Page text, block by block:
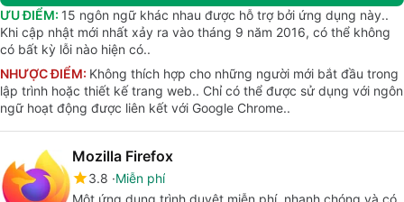
ƯU ĐIỂM: 15 ngôn ngữ khác nhau được hỗ trợ bởi ứng dụng này..
Khi cập nhật mới nhất xảy ra vào tháng 9 năm 2016, có thể không
có bất kỳ lỗi nào hiện có..
NHƯỢC ĐIỂM: Không thích hợp cho những người mới bắt đầu trong
lập trình hoặc thiết kế trang web.. Chỉ có thể được sử dụng với ngôn
ngữ hoạt động được liên kết với Google Chrome..
Mozilla Firefox
3.8 Miễn phí
Một ứng dụng trình duyệt miễn phí, nhanh chóng và có